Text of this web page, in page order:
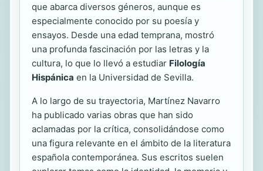
que abarca diversos géneros, aunque es
especialmente conocido por su poesía y
ensayos. Desde una edad temprana, mostró
una profunda fascinación por las letras y la
cultura, lo que lo llevó a estudiar Filología
Hispánica en la Universidad de Sevilla.
A lo largo de su trayectoria, Martínez Navarro
ha publicado varias obras que han sido
aclamadas por la crítica, consolidándose como
una figura relevante en el ámbito de la literatura
española contemporánea. Sus escritos suelen